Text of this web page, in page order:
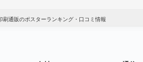
刷通販のポスターランキング・口コミ情報